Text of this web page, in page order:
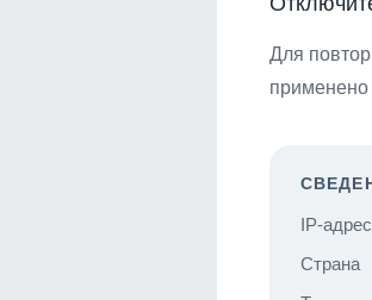
Для
применено
IP-адрес
Страна